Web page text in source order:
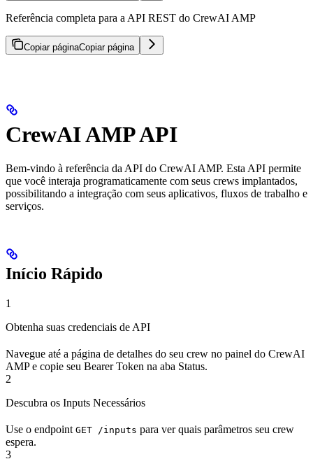
Referência completa para a API REST do CrewAI AMP
Copiar páginaCopiar página
CrewAI AMP API
Bem-vindo à referência da API do CrewAI AMP. Esta API permite
que você interaja programaticamente com seus crews implantados,
possibilitando a integração com seus aplicativos, fluxos de trabalho e
serviços.
Início Rápido
1
Obtenha suas credenciais de API
Navegue até a página de detalhes do seu crew no painel do CrewAI
AMP e copie seu Bearer Token na aba Status.
2
Descubra os Inputs Necessários
Use o endpoint GET /inputs para ver quais parâmetros seu crew
espera.
3